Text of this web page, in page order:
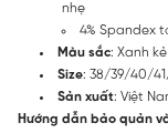
nhẹ
4% Spandex
Màu sắc: Xanh
Size: 38/39/40/
Sản xuất: Việt
Hướng dẫn bảo quản